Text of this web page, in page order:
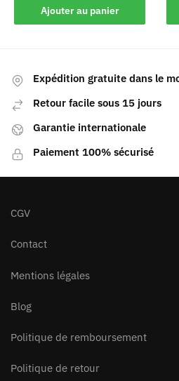
Ajouter au panier
Expédition gratuite dans le
Retour facile sous 15 jours
Garantie internationale
Paiement 100% sécurisé
CGV
Contact
Mentions légales
Blog
Politique de remboursement
Politique de retour